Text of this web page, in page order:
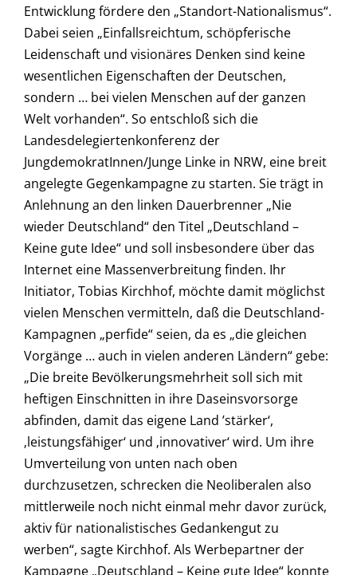
Entwicklung fördere den „Standort-Nationalismus“.
Dabei seien „Einfallsreichtum, schöpferische
Leidenschaft und visionäres Denken sind keine
wesentlichen Eigenschaften der Deutschen,
sondern … bei vielen Menschen auf der ganzen
Welt vorhanden“. So entschloß sich die
Landesdelegiertenkonferenz der
JungdemokratInnen/Junge Linke in NRW, eine breit
angelegte Gegenkampagne zu starten. Sie trägt in
Anlehnung an den linken Dauerbrenner „Nie
wieder Deutschland“ den Titel „Deutschland –
Keine gute Idee“ und soll insbesondere über das
Internet eine Massenverbreitung finden. Ihr
Initiator, Tobias Kirchhof, möchte damit möglichst
vielen Menschen vermitteln, daß die Deutschland-
Kampagnen „perfide“ seien, da es „die gleichen
Vorgänge … auch in vielen anderen Ländern“ gebe:
„Die breite Bevölkerungsmehrheit soll sich mit
heftigen Einschnitten in ihre Daseinsvorsorge
abfinden, damit das eigene Land ’stärker‘,
‚leistungsfähiger‘ und ‚innovativer‘ wird. Um ihre
Umverteilung von unten nach oben
durchzusetzen, schrecken die Neoliberalen also
mittlerweile noch nicht einmal mehr davor zurück,
aktiv für nationalistisches Gedankengut zu
werben“, sagte Kirchhof. Als Werbepartner der
Kampagne „Deutschland – Keine gute Idee“ konnte